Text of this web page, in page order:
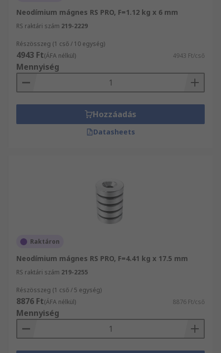
Neodímium mágnes RS PRO, F=1.12 kg x 6 mm
RS raktári szám 219-2229
Részösszeg (1 cső / 10 egység)
4943 Ft(ÁFA nélkül) 4943 Ft/cső
Mennyiség
Hozzáadás
Datasheets
Raktáron
Neodímium mágnes RS PRO, F=4.41 kg x 17.5 mm
RS raktári szám 219-2255
Részösszeg (1 cső / 5 egység)
8876 Ft(ÁFA nélkül) 8876 Ft/cső
Mennyiség